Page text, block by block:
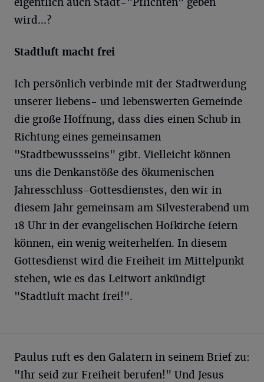
wird...?
Stadtluft macht frei
Ich persönlich verbinde mit der Stadtwerdung
unserer liebens- und lebenswerten Gemeinde
die große Hoffnung, dass dies einen Schub in
Richtung eines gemeinsamen
"Stadtbewussseins" gibt. Vielleicht können
uns die Denkanstöße des ökumenischen
Jahresschluss-Gottesdienstes, den wir in
diesem Jahr gemeinsam am Silvesterabend um
18 Uhr in der evangelischen Hofkirche feiern
können, ein wenig weiterhelfen. In diesem
Gottesdienst wird die Freiheit im Mittelpunkt
stehen, wie es das Leitwort ankündigt
"Stadtluft macht frei!".
Paulus ruft es den Galatern in seinem Brief zu:
"Ihr seid zur Freiheit berufen!" Und Jesus